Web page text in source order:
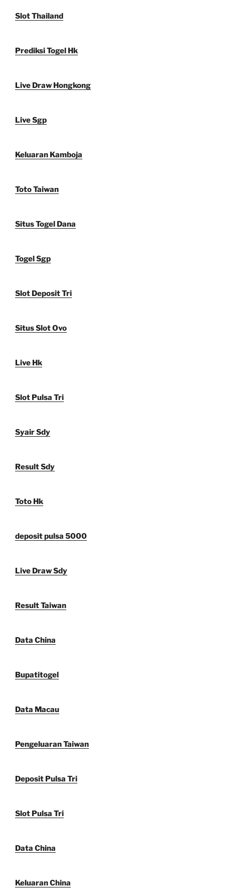
Slot Thailand
Prediksi Togel Hk
Live Draw Hongkong
Live Sgp
Keluaran Kamboja
Toto Taiwan
Situs Togel Dana
Togel Sgp
Slot Deposit Tri
Situs Slot Ovo
Live Hk
Slot Pulsa Tri
Syair Sdy
Result Sdy
Toto Hk
deposit pulsa 5000
Live Draw Sdy
Result Taiwan
Data China
Bupatitogel
Data Macau
Pengeluaran Taiwan
Deposit Pulsa Tri
Slot Pulsa Tri
Data China
Keluaran China